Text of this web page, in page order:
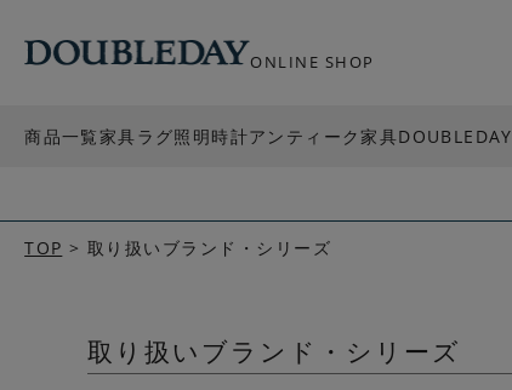
ONLINE SHOP
商品一覧家具ラグ照明時計アンティーク家具
TOP 取り扱いブランド・シリーズ
取り扱いブランド・シリーズ